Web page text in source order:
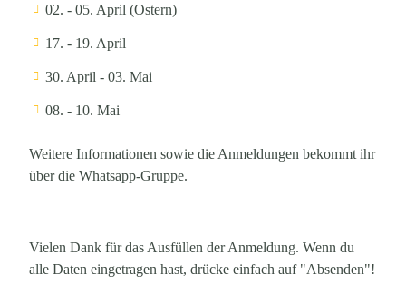
02. - 05. April (Ostern)
17. - 19. April
30. April - 03. Mai
08. - 10. Mai
Weitere Informationen sowie die Anmeldungen bekommt ihr
über die Whatsapp-Gruppe.
Vielen Dank für das Ausfüllen der Anmeldung. Wenn du
alle Daten eingetragen hast, drücke einfach auf "Absenden"!